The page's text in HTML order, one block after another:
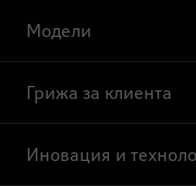
Модели
Грижа за клиента
Иновация и